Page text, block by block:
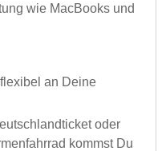
wie MacBooks und
an Deine
oder
kommst Du